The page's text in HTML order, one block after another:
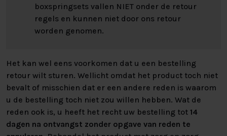
boxspringsets vallen NIET onder de retour
regels en kunnen niet door ons retour
worden genomen.
Het kan wel eens voorkomen dat u een bestelling
retour wilt sturen. Wellicht omdat het product toch niet
bevalt of misschien dat er een andere reden is waarom
u de bestelling toch niet zou willen hebben. Wat de
reden ook is, u heeft het recht uw bestelling tot 14
dagen na ontvangst zonder opgave van reden te